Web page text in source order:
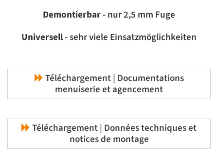
Demontierbar- nur 2,5 mm Fuge
Universell- sehr viele Einsatzmöglichkeiten
Téléchargement | Documentations
menuiserie et agencement
Téléchargement | Données techniques et
notices de montage